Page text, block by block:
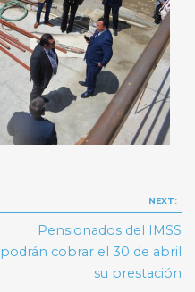
NEXT:
Pensionados del IMSS
podrán cobrar el 30 de abril
su prestación